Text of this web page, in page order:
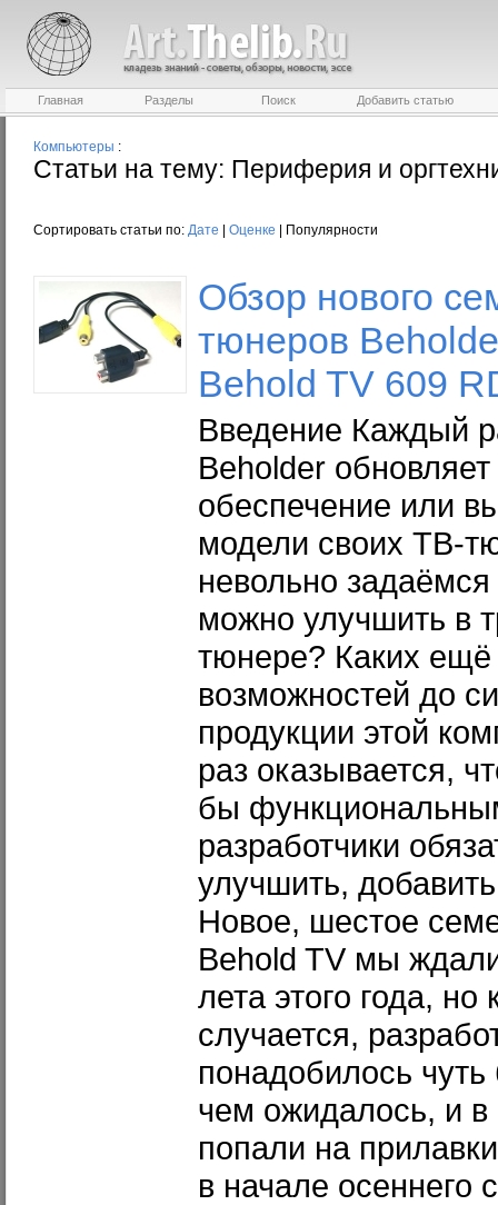
Главная Разделы Поиск Добавить статью
Компьютеры :
Статьи на тему: Периферия и
Сортировать статьи по: Дате Оценке | Популярности
Обзор нового
тюнеров
Behold TV 609
Введение Каждый
Beholder
обеспечение или
модели своих ТВ-
невольно
можно улучшить в
тюнере? Каких
возможностей до
продукции этой
раз оказывается,
бы
разработчики
улучшить,
Новое, шестое
Behold TV мы
лета этого года, но
случается,
понадобилось
чем ожидалось, и в
попали на
в начале осеннего